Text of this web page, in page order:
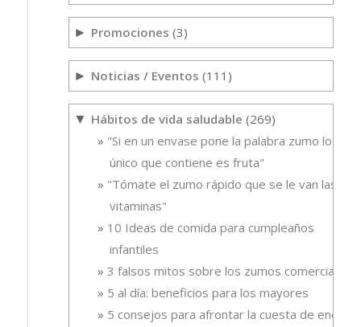
► Promociones (3)
► Noticias / Eventos (111)
▼ Hábitos de vida saludable (269)
"Si en un envase pone la palabra zumo lo
único que contiene es fruta"
"Tómate el zumo rápido que se le van las
vitaminas"
10 Ideas de comida para cumpleaños
infantiles
3 falsos mitos sobre los zumos comerciales
5 al día: beneficios para los mayores
5 consejos para afrontar la cuesta de enero